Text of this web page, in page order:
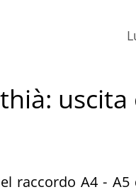
raccordo A4 - A5